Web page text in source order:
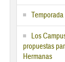
Los
propuestas
Hermanas